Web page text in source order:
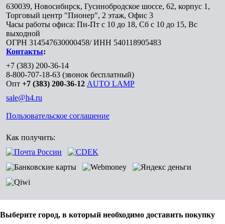
630039, Новосибирск, Гусинобродское шоссе, 62, корпус 1,
Торговый центр "Пионер", 2 этаж, Офис 3
Часы работы офиса: Пн-Пт с 10 до 18, Сб с 10 до 15, Вс
выходной
ОГРН 314547630000458/ ИНН 540118905483
Контакты:
+7 (383) 200-36-14
8-800-707-18-63 (звонок бесплатный)
Опт +7 (383) 200-36-12 AUTO LAMP
sale@h4.ru
Пользовательское соглашение
Как получить:
Выберите город, в который необходимо доставить покупку